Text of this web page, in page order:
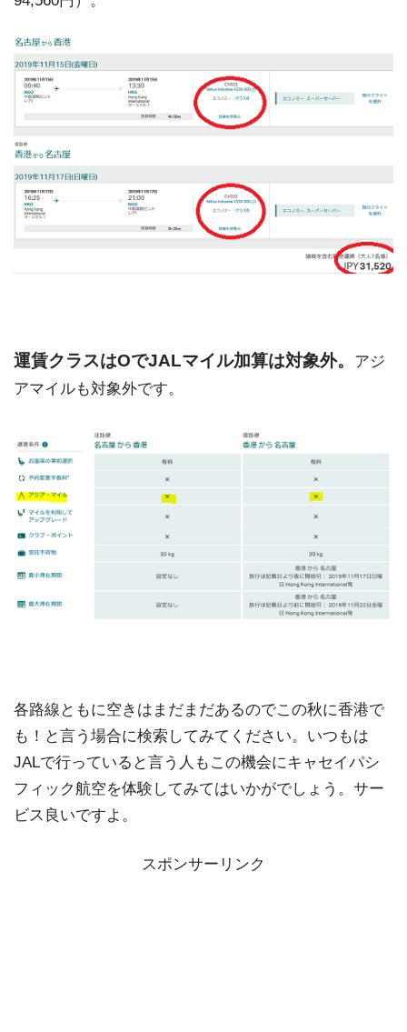
運賃クラスはOでJALマイル加算は対象外。
アジ
アマイルも対象外です。
各路線ともに空きはまだまだあるのでこの秋に香港で
も！と言う場合に検索してみてください。いつもは
JALで行っていると言う人もこの機会にキャセイパシ
フィック航空を体験してみてはいかがでしょう。サー
ビス良いですよ。
スポンサーリンク